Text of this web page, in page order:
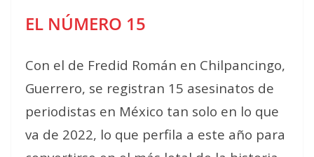
EL NÚMERO 15
Con el de Fredid Román en Chilpancingo,
Guerrero, se registran 15 asesinatos de
periodistas en México tan solo en lo que
va de 2022, lo que perfila a este año para